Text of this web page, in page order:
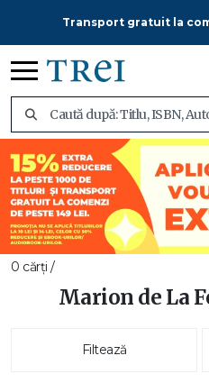
Transport gratuit la
0 cărți /
Marion de La
Filtează